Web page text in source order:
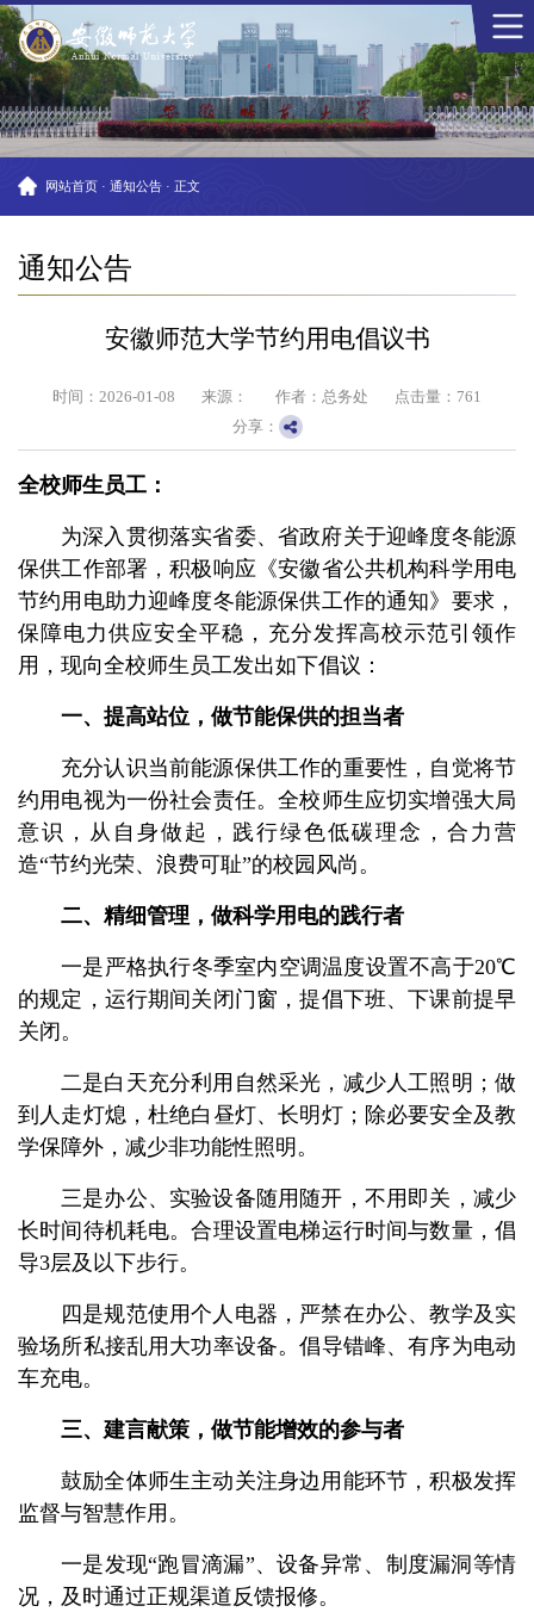
网站首页 · 通知公告 · 正文
通知公告
安徽师范大学节约用电倡议书
时间：2026-01-08 来源： 作者：总务处 点击量： 761
分享：
全校师生员工：
为深入贯彻落实省委、省政府关于迎峰度冬能源
保供工作部署，积极响应《安徽省公共机构科学用电
节约用电助力迎峰度冬能源保供工作的通知》要求，
保障电力供应安全平稳，充分发挥高校示范引领作
用，现向全校师生员工发出如下倡议：
一、提高站位，做节能保供的担当者
充分认识当前能源保供工作的重要性，自觉将节
约用电视为一份社会责任。全校师生应切实增强大局
意识，从自身做起，践行绿色低碳理念，合力营
造“节约光荣、浪费可耻”的校园风尚。
二、精细管理，做科学用电的践行者
一是严格执行冬季室内空调温度设置不高于20℃
的规定，运行期间关闭门窗，提倡下班、下课前提早
关闭。
二是白天充分利用自然采光，减少人工照明；做
到人走灯熄，杜绝白昼灯、长明灯；除必要安全及教
学保障外，减少非功能性照明。
三是办公、实验设备随用随开，不用即关，减少
长时间待机耗电。合理设置电梯运行时间与数量，倡
导3层及以下步行。
四是规范使用个人电器，严禁在办公、教学及实
验场所私接乱用大功率设备。倡导错峰、有序为电动
车充电。
三、建言献策，做节能增效的参与者
鼓励全体师生主动关注身边用能环节，积极发挥
监督与智慧作用。
一是发现“跑冒滴漏”、设备异常、制度漏洞等情
况，及时通过正规渠道反馈报修。